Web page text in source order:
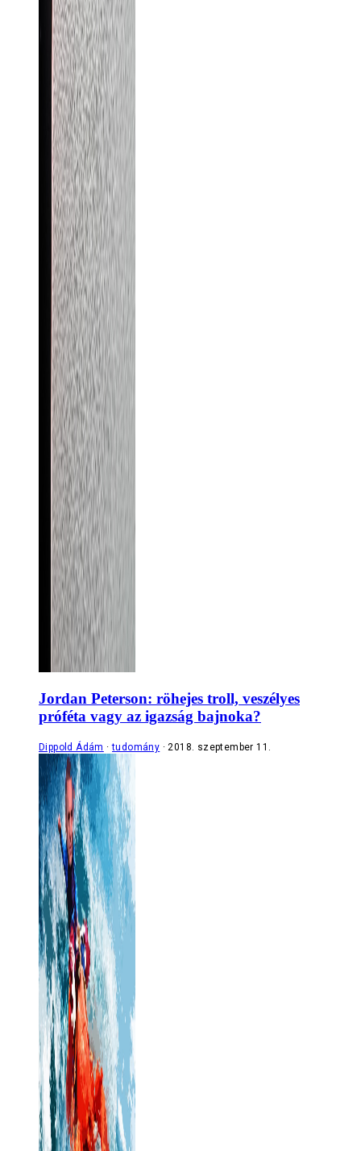
Jordan Peterson: röhejes troll, veszélyes
próféta vagy az igazság bajnoka?
Dippold Ádám tudomány 2018. szeptember 11.